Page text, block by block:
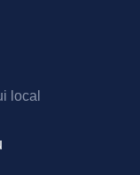
local